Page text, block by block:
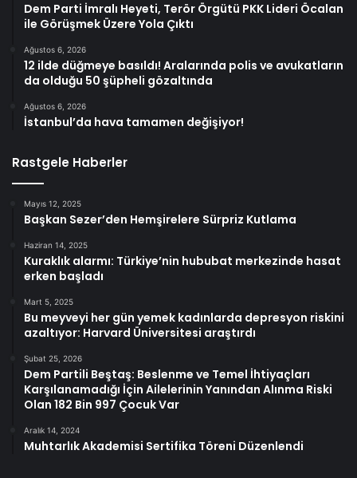
Dem Parti İmralı Heyeti, Terör Örgütü PKK Lideri Öcalan
ile Görüşmek Üzere Yola Çıktı
Ağustos 6, 2026
12 ilde düğmeye basıldı! Aralarında polis ve avukatların
da olduğu 50 şüpheli gözaltında
Ağustos 6, 2026
İstanbul’da hava tamamen değişiyor!
Rastgele Haberler
Mayıs 12, 2025
Başkan Sezer’den Hemşirelere Sürpriz Kutlama
Haziran 14, 2025
Kuraklık alarmı: Türkiye’nin hububat merkezinde hasat
erken başladı
Mart 5, 2025
Bu meyveyi her gün yemek kadınlarda depresyon riskini
azaltıyor: Harvard Üniversitesi araştırdı
Şubat 25, 2026
Dem Partili Beştaş: Beslenme ve Temel İhtiyaçları
Karşılanamadığı İçin Ailelerinin Yanından Alınma Riski
Olan 182 Bin 997 Çocuk Var
Aralık 14, 2024
Muhtarlık Akademisi Sertifika Töreni Düzenlendi